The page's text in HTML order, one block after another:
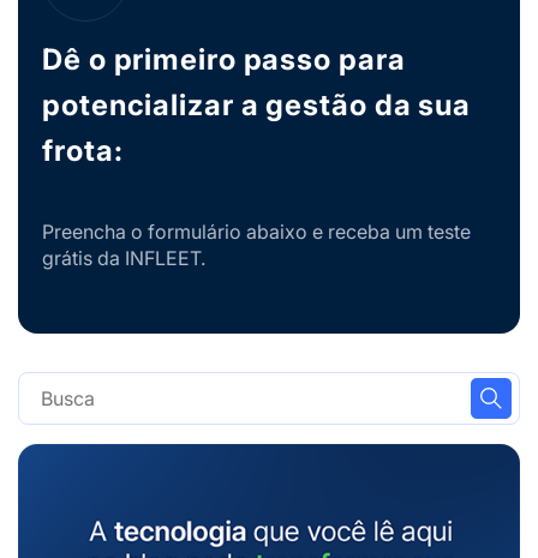
Dê o primeiro passo para
potencializar a gestão da sua
frota:
Preencha o formulário abaixo e receba um teste
grátis da INFLEET.